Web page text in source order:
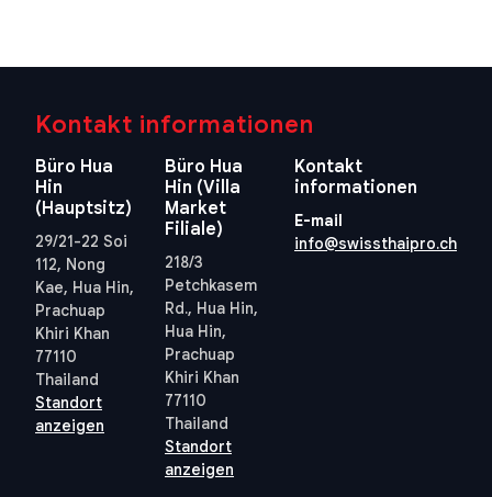
Kontakt informationen
Büro Hua
Hin
(Hauptsitz)
29/21-22 Soi
112, Nong
Kae, Hua Hin,
Prachuap
Khiri Khan
77110
Thailand
Standort
anzeigen
Büro Hua
Hin (Villa
Market
Filiale)
218/3
Petchkasem
Rd., Hua Hin,
Hua Hin,
Prachuap
Khiri Khan
77110
Thailand
Standort
anzeigen
Kontakt
informationen
E-mail
info@swissthaipro.ch